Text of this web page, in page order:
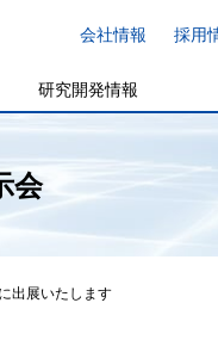
会社情報 採用
研究開発情報
会
出展いたします